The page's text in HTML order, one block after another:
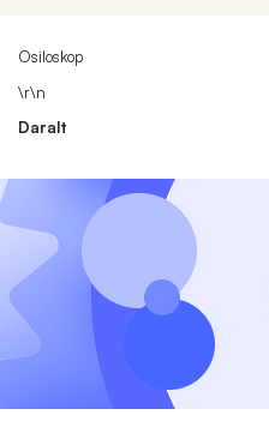
Osiloskop
\r\n
Daralt